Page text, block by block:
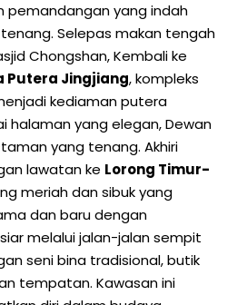
pemandangan yang indah
Selepas makan tengah
Chongshan, Kembali ke
Putera Jingjiang, kompleks
kediaman putera
halaman yang elegan, Dewan
yang tenang. Akhiri
lawatan ke Lorong Timur-
meriah dan sibuk yang
dan baru dengan
melalui jalan-jalan sempit
seni bina tradisional, butik
tempatan. Kawasan ini